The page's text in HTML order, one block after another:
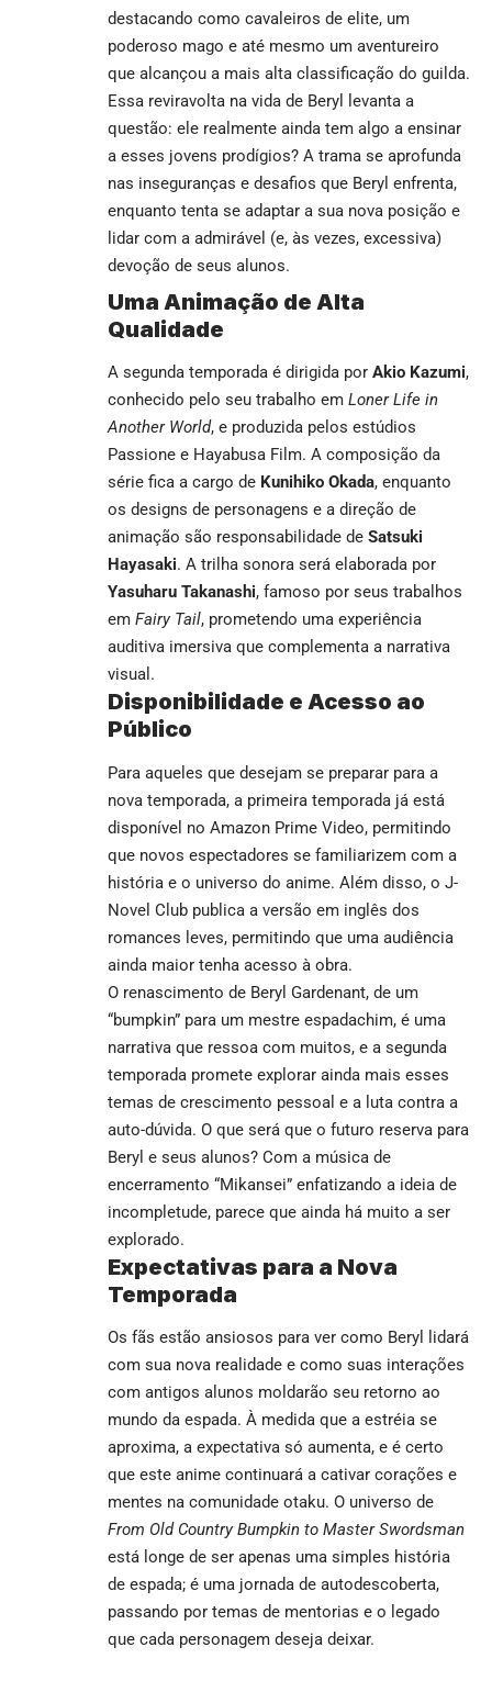
destacando como cavaleiros de elite, um
poderoso mago e até mesmo um aventureiro
que alcançou a mais alta classificação do guilda.
Essa reviravolta na vida de Beryl levanta a
questão: ele realmente ainda tem algo a ensinar
a esses jovens prodígios? A trama se aprofunda
nas inseguranças e desafios que Beryl enfrenta,
enquanto tenta se adaptar a sua nova posição e
lidar com a admirável (e, às vezes, excessiva)
devoção de seus alunos.
Uma Animação de Alta
Qualidade
A segunda temporada é dirigida por Akio Kazumi,
conhecido pelo seu trabalho em Loner Life in
Another World, e produzida pelos estúdios
Passione e Hayabusa Film. A composição da
série fica a cargo de Kunihiko Okada, enquanto
os designs de personagens e a direção de
animação são responsabilidade de Satsuki
Hayasaki. A trilha sonora será elaborada por
Yasuharu Takanashi, famoso por seus trabalhos
em Fairy Tail, prometendo uma experiência
auditiva imersiva que complementa a narrativa
visual.
Disponibilidade e Acesso ao
Público
Para aqueles que desejam se preparar para a
nova temporada, a primeira temporada já está
disponível no Amazon Prime Video, permitindo
que novos espectadores se familiarizem com a
história e o universo do anime. Além disso, o J-
Novel Club publica a versão em inglês dos
romances leves, permitindo que uma audiência
ainda maior tenha acesso à obra.
O renascimento de Beryl Gardenant, de um
“bumpkin” para um mestre espadachim, é uma
narrativa que ressoa com muitos, e a segunda
temporada promete explorar ainda mais esses
temas de crescimento pessoal e a luta contra a
auto-dúvida. O que será que o futuro reserva para
Beryl e seus alunos? Com a música de
encerramento “Mikansei” enfatizando a ideia de
incompletude, parece que ainda há muito a ser
explorado.
Expectativas para a Nova
Temporada
Os fãs estão ansiosos para ver como Beryl lidará
com sua nova realidade e como suas interações
com antigos alunos moldarão seu retorno ao
mundo da espada. À medida que a estréia se
aproxima, a expectativa só aumenta, e é certo
que este anime continuará a cativar corações e
mentes na comunidade otaku. O universo de
From Old Country Bumpkin to Master Swordsman
está longe de ser apenas uma simples história
de espada; é uma jornada de autodescoberta,
passando por temas de mentorias e o legado
que cada personagem deseja deixar.